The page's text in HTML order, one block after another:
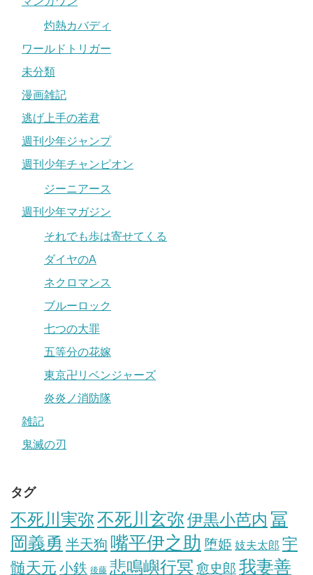
灼熱カバディ
ワールドトリガー
未分類
漫画雑記
逃げ上手の若君
週刊少年ジャンプ
週刊少年チャンピオン
ジーニアース
週刊少年マガジン
それでも歩は寄せてくる
ダイヤのA
ネクロマンス
ブルーロック
七つの大罪
五等分の花嫁
東京卍リベンジャーズ
炎炎ノ消防隊
雑記
鬼滅の刃
タグ
不死川実弥不死川玄弥伊黒小芭内 冨
岡義勇 半天狗 嘴平伊之助 堕姫 妓夫太郎 宇
髄天元 小鉄 後藤 悲鳴嶼行冥 愈史郎 我妻善